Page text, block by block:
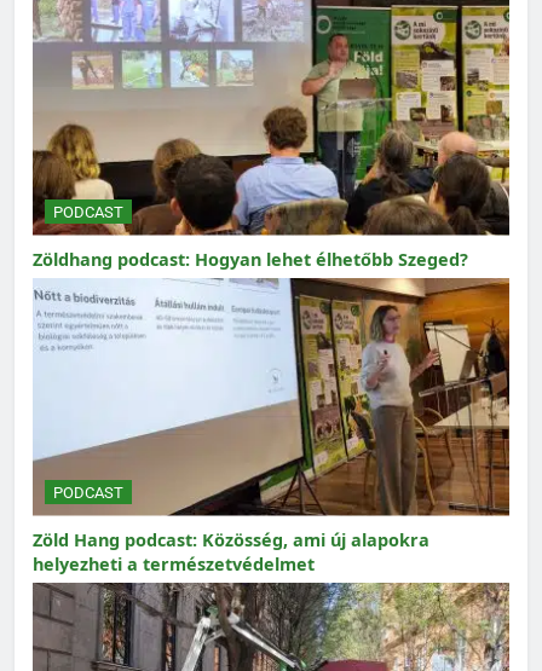
PODCAST
Zöldhang podcast: Hogyan lehet élhetőbb Szeged?
PODCAST
Zöld Hang podcast: Közösség, ami új alapokra
helyezheti a természetvédelmet